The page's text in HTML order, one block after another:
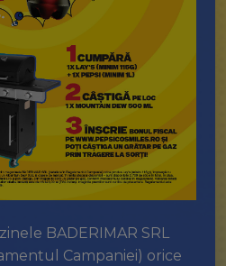
BADERIMAR SRL
Campaniei) orice